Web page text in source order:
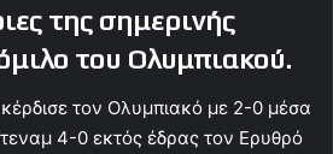
της σημερινής
του Ολυμπιακού.
τον Ολυμπιακό με 2-0 μέσα
4-0 εκτός έδρας τον Ερυθρό